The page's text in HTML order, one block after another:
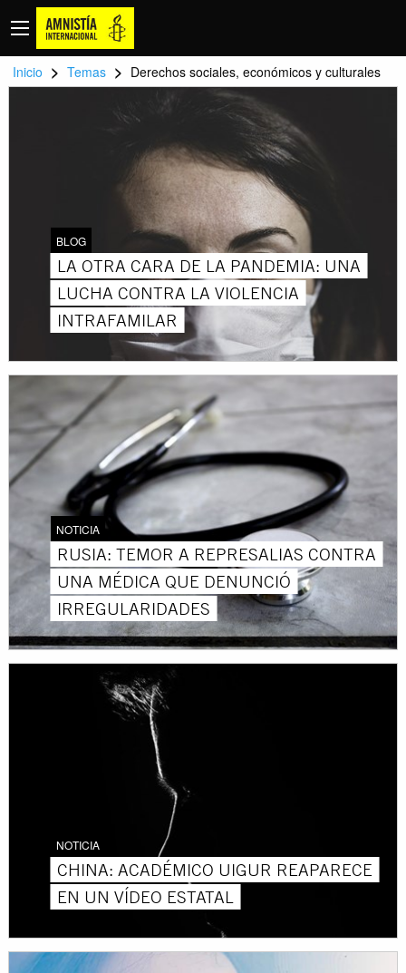
Inicio > Temas > Derechos sociales, económicos y culturales
BLOG
LA OTRA CARA DE LA PANDEMIA: UNA
LUCHA CONTRA LA VIOLENCIA
INTRAFAMILAR
NOTICIA
RUSIA: TEMOR A REPRESALIAS CONTRA
UNA MÉDICA QUE DENUNCIÓ
IRREGULARIDADES
NOTICIA
CHINA: ACADÉMICO UIGUR REAPARECE
EN UN VÍDEO ESTATAL